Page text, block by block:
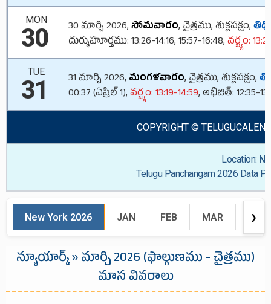
MON
30 30 మార్చి 2026, సోమవారం, చైత్రము, శుక్లపక్షం, తిథి:
దుర్ముహూర్తము: 13:26-14:16, 15:57-16:48, వర్జ్యం:
TUE
31 31 మార్చి 2026, మంగళవారం, చైత్రము, శుక్లపక్షం,
00:37 (ఏప్రిల్ 1), వర్జ్యం: 13:19-14:59, అభిజిత్: 12:35-
COPYRIGHT ©
Location:
Telugu Panchangam 2026 Data
New York 2026 JAN FEB MAR APR
❯
న్యూయార్క్ » మార్చి 2026 (ఫాల్గుణము - చైత్రము)
మాస వివరాలు